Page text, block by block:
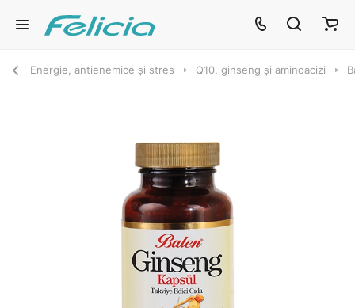
Energie, antienemice și stres Q10, ginseng și aminoacizi